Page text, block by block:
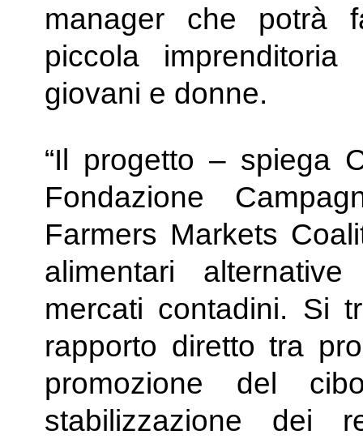
manager che potrà
piccola
giovani e donne.
“Il progetto – spiega
Fondazione
Farmers Markets
alimentari
mercati contadini. Si
rapporto diretto tra
promozione del
stabilizzazione dei